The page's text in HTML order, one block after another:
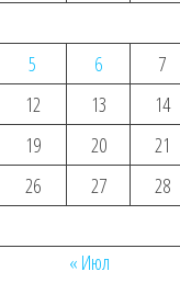
5 6 7
12 13 14
19 20 21
26 27 28
« Июл